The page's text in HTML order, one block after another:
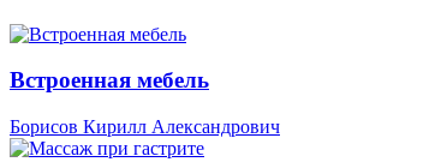
Встроенная мебель
Борисов Кирилл Александрович